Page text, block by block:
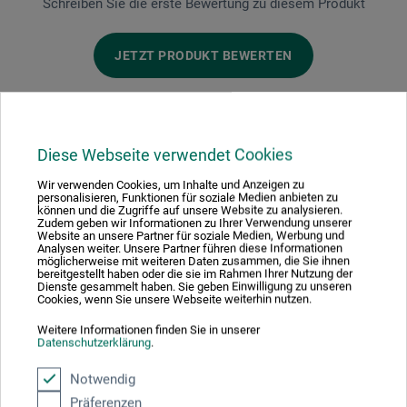
Diese Webseite verwendet Cookies
Wir verwenden Cookies, um Inhalte und Anzeigen zu
personalisieren, Funktionen für soziale Medien anbieten zu
können und die Zugriffe auf unsere Website zu analysieren.
Zudem geben wir Informationen zu Ihrer Verwendung unserer
Website an unsere Partner für soziale Medien, Werbung und
Analysen weiter. Unsere Partner führen diese Informationen
möglicherweise mit weiteren Daten zusammen, die Sie ihnen
bereitgestellt haben oder die sie im Rahmen Ihrer Nutzung der
Dienste gesammelt haben. Sie geben Einwilligung zu unseren
Cookies, wenn Sie unsere Webseite weiterhin nutzen.
Weitere Informationen finden Sie in unserer
Datenschutzerklärung.
Notwendig
Präferenzen
JETZT PRODUKT BEWERTEN
Hersteller-Kontakt
Hier finden Sie die Kontaktdaten des Herstellers zu
diesem Produkt.
Till Tolkemitt GmbH
Leipziger Str. 54
10117 Berlin